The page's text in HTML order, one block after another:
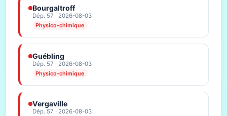
Bourgaltroff
Dép. 57 · 2026-08-03
Physico-chimique
Guébling
Dép. 57 · 2026-08-03
Physico-chimique
Vergaville
Dép. 57 · 2026-08-03